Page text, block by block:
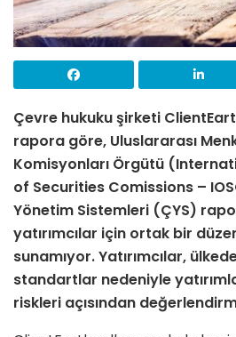
Çevre hukuku şirketi
rapora göre, Uluslararası
Komisyonları Örgütü
of Securities Comissions –
Yönetim Sistemleri (ÇYS)
yatırımcılar için ortak bir
sunamıyor. Yatırımcılar,
standartlar nedeniyle
riskleri açısından